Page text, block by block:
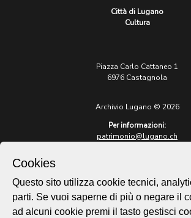
Città di Lugano
Cultura
Piazza Carlo Cattaneo 1
6976 Castagnola
Archivio Lugano © 2026
Per informazioni:
patrimonio@lugano.ch
lugano.ch
Cookie policy
Cookies
Questo sito utilizza cookie tecnici,
parti. Se vuoi saperne di più o negare il
ad alcuni cookie premi il tasto gestisci